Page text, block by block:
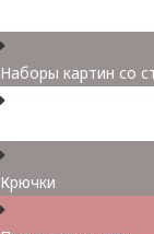
Наборы картин со
Крючки